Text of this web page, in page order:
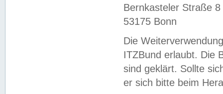
Bernkasteler Straße 8
53175 Bonn
Die
ITZBund erlaubt. Die
sind geklärt. Sollte
er sich bitte beim